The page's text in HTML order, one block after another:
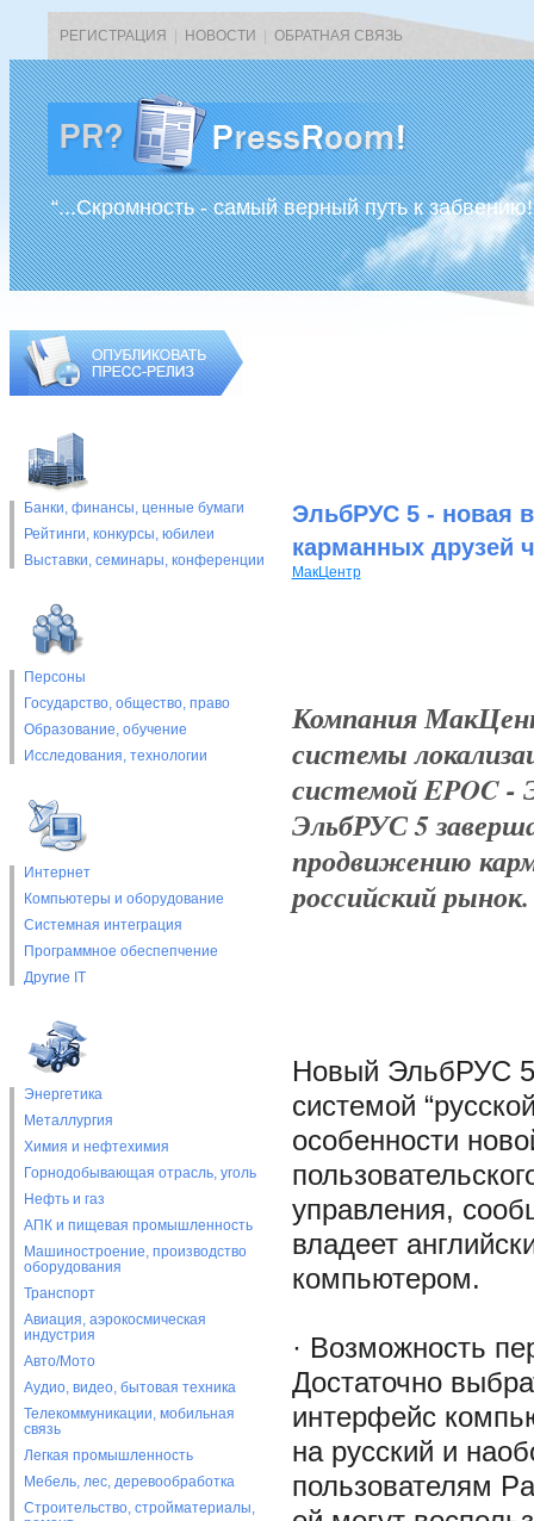
РЕГИСТРАЦИЯ НОВОСТИ ОБРАТНАЯ СВЯЗЬ
“...Скромность - самый верный путь к
Банки, финансы, ценные бумаги
Рейтинги, конкурсы, юбилеи
Выставки, cеминары, конференции
Персоны
Государство, общество, право
Образование, обучение
Исследования, технологии
Интернет
Компьютеры и оборудование
Системная интеграция
Программное обеспепчение
Другие IT
Энергетика
Металлургия
Химия и нефтехимия
Горнодобывающая отрасль, уголь
Нефть и газ
АПК и пищевая промышленность
Машиностроение, производство
оборудования
Транспорт
Авиация, аэрокосмическая
индустрия
Авто/Мото
Аудио, видео, бытовая техника
Телекоммуникации, мобильная
связь
Легкая промышленность
Мебель, лес, деревообработка
Строительство, стройматериалы,
ЭльбРУС 5 - новая
карманных друзей
МакЦентр
Компания
системы
системой EPOC -
ЭльбРУС 5
продвижению
российский рынок.
Новый ЭльбРУС
системой
особенности
управления,
владеет
компьютером.
· Возможность
Достаточно
интерфейс
на русский и
пользователям